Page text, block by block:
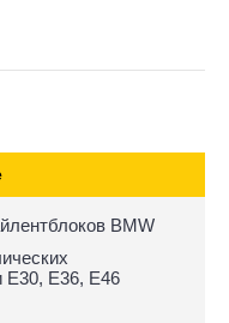
BMW
E30, E36, E46